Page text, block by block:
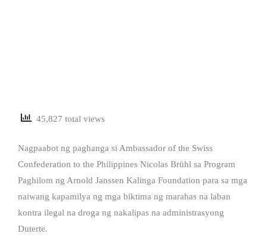
45,827 total views
Nagpaabot ng paghanga si Ambassador of the Swiss
Confederation to the Philippines Nicolas Brühl sa Program
Paghilom ng Arnold Janssen Kalinga Foundation para sa mga
naiwang kapamilya ng mga biktima ng marahas na laban
kontra ilegal na droga ng nakalipas na administrasyong
Duterte.